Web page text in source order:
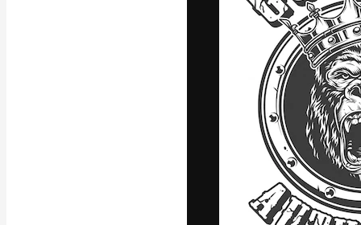
La piattaforma
migliori lavori.
creativi,
Italiano